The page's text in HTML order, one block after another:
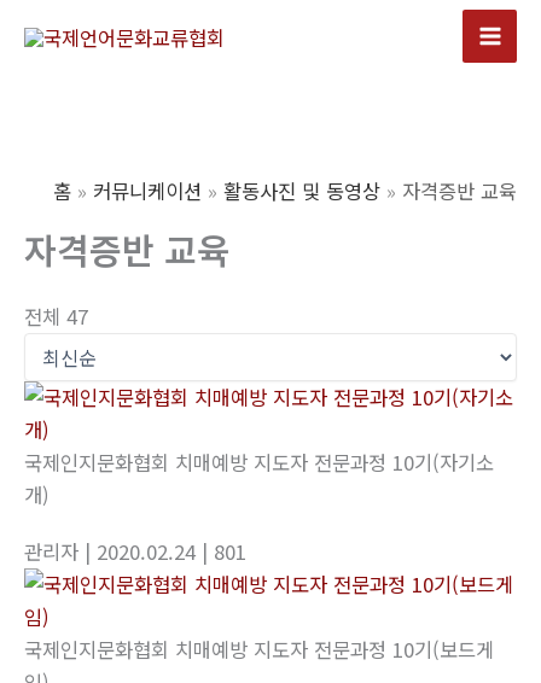
Main
홈 커뮤니케이션 활동사진 및 동영상 자격증반 교육
자격증반 교육
전체 47
국제인지문화협회 치매예방 지도자 전문과정 10기(자기소
개)
관리자 | 2020.02.24 | 801
국제인지문화협회 치매예방 지도자 전문과정 10기(보드게